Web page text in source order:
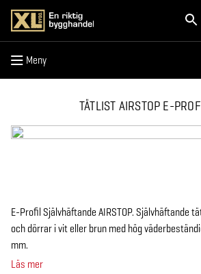
Meny
Meny
TÄTLIST AIRSTOP E-
E-Profil Självhäftande AIRSTOP. Självhäftande
och dörrar i vit eller brun med hög
mm.
Läs mer